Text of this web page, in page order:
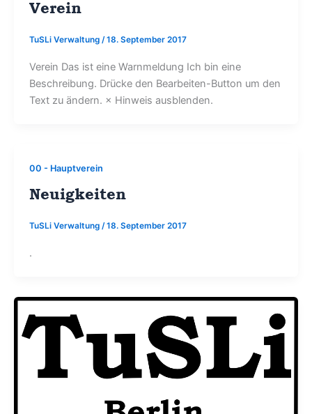
Verein
TuSLi Verwaltung /18. September 2017
Verein Das ist eine Warnmeldung Ich bin eine
Beschreibung. Drücke den Bearbeiten-Button um den
Text zu ändern. × Hinweis ausblenden.
00 - Hauptverein
Neuigkeiten
TuSLi Verwaltung /18. September 2017
.